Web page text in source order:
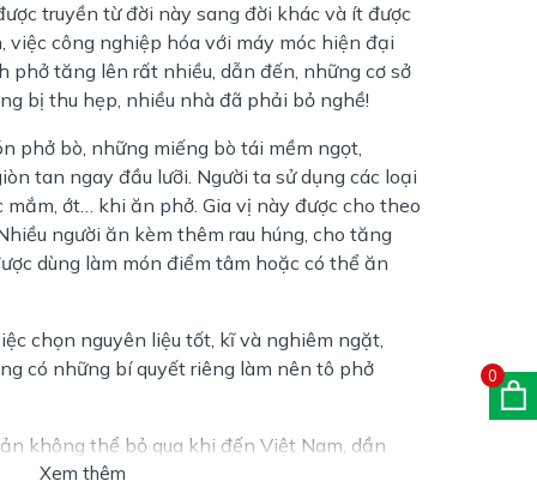
truyền từ đời này sang đời khác và ít được
việc công nghiệp hóa với máy móc hiện đại
phở tăng lên rất nhiều, dẫn đến, những cơ sở
bị thu hẹp, nhiều nhà đã phải bỏ nghề!
phở bò, những miếng bò tái mềm ngọt,
tan ngay đầu lưỡi. Người ta sử dụng các loại
mắm, ớt… khi ăn phở. Gia vị này được cho theo
người ăn kèm thêm rau húng, cho tăng
dùng làm món điểm tâm hoặc có thể ăn
chọn nguyên liệu tốt, kĩ và nghiêm ngặt,
có những bí quyết riêng làm nên tô phở
không thể bỏ qua khi đến Việt Nam, dần
của ẩm thực Việt Nam, không riêng gì Hà
Xem thêm
0